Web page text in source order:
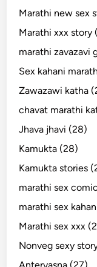
Marathi new sex
Marathi xxx story
marathi zavazavi
Sex kahani
Zawazawi katha
chavat marathi
Jhava jhavi (28)
Kamukta (28)
Kamukta stories
marathi sex
marathi sex
Marathi sex xxx
Nonveg sexy